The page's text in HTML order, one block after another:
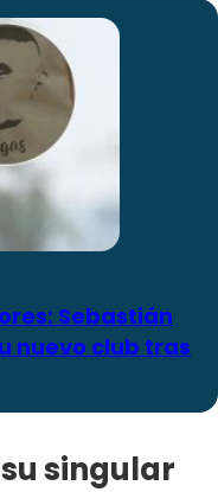
Sebastián
nuevo club tras
singular